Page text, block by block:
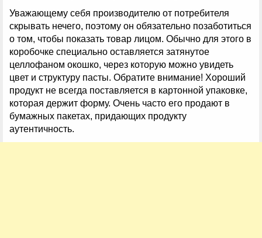
Уважающему себя производителю от потребителя
скрывать нечего, поэтому он обязательно позаботиться
о том, чтобы показать товар лицом. Обычно для этого в
коробочке специально оставляется затянутое
целлофаном окошко, через которую можно увидеть
цвет и структуру пасты. Обратите внимание! Хороший
продукт не всегда поставляется в картонной упаковке,
которая держит форму. Очень часто его продают в
бумажных пакетах, придающих продукту
аутентичность.